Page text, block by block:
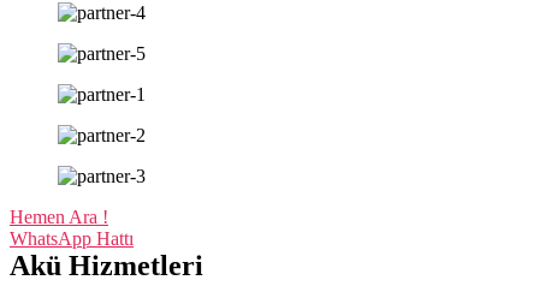
Hemen Ara !
WhatsApp Hattı
Akü Hizmetleri